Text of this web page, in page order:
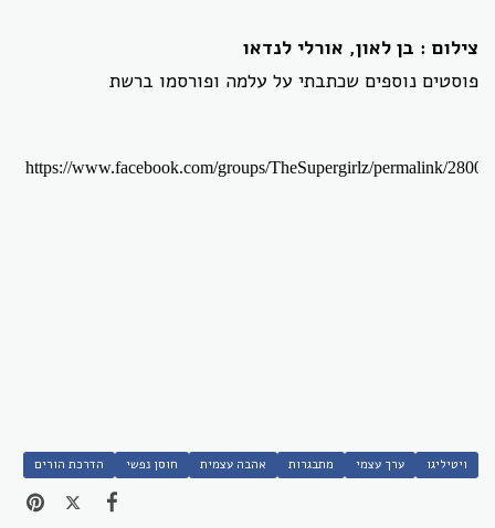
צילום : בן לאון, אורלי לנדאו
פוסטים נוספים שכתבתי על עלמה ופורסמו ברשת
ויטיליגו ערך עצמי מתבגרות אהבה עצמית חוסן נפשי הדרכת הורים